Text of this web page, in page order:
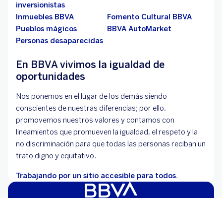
inversionistas
Inmuebles BBVA
Fomento Cultural BBVA
Pueblos mágicos
BBVA AutoMarket
Personas desaparecidas
En BBVA vivimos la igualdad de
oportunidades
Nos ponemos en el lugar de los demás siendo
conscientes de nuestras diferencias; por ello,
promovemos nuestros valores y contamos con
lineamientos que promueven la igualdad, el respeto y la
no discriminación para que todas las personas reciban un
trato digno y equitativo.
Trabajando por un sitio accesible para todos.